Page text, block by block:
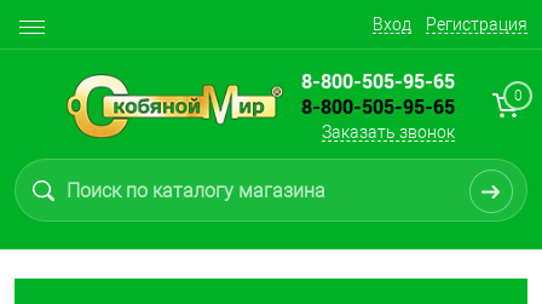
Вход Регистрация
8-800-505-95-65
8-800-505-95-65
Заказать звонок
0